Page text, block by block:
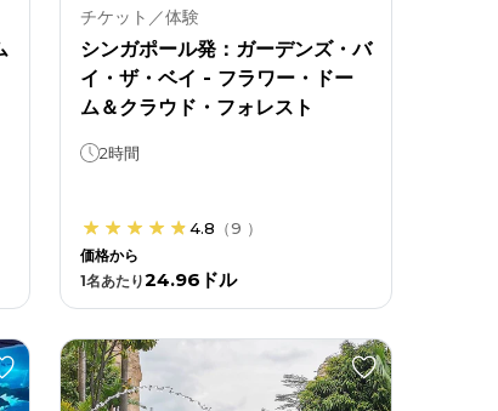
チケット／体験
シンガポール発：ガーデンズ・バ
イ・ザ・ベイ - フラワー・ドー
ム＆クラウド・フォレスト
2時間
4.8 （9 ）
価格から
1名あたり24.96ドル